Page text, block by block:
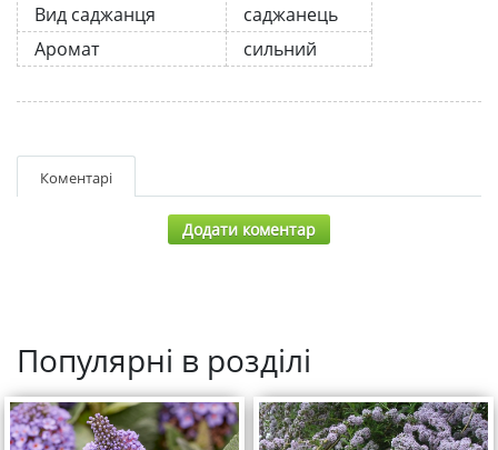
Вид саджанця
саджанець
Аромат
сильний
Коментарі
Додати коментар
Популярні в розділі